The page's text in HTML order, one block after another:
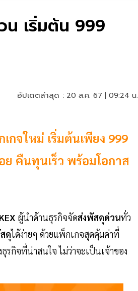
น เริ่มต้น 999
อัปเดตล่าสุด : 20 ส.ค. 67 | 09:24 น.
กจใหม่ เริ่มต้นเพียง 999
คืนทุนเร็ว พร้อมโอกาส
KEX ผู้นำด้านธุรกิจจัดส่งพัสดุด่วนทั่ว
ดุได้ง่ายๆ ด้วยแพ็กเกจสุดคุ้มค่าที่
รกิจที่น่าสนใจ ไม่ว่าจะเป็นเจ้าของ